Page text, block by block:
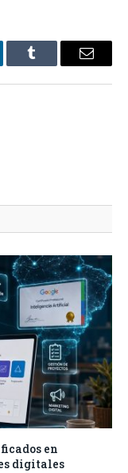
Tumblr Email
en
digitales